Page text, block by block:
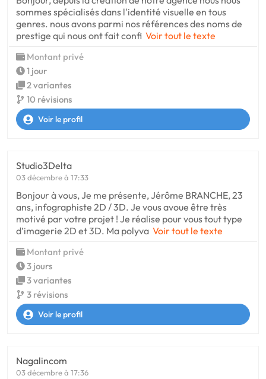
sommes spécialisés dans l'identité visuelle en tous
genres. nous avons parmi nos références des noms de
prestige qui nous ont fait confi Voir tout le texte
Montant privé
1 jour
2 variantes
10 révisions
Voir le profil
Studio3Delta
03 décembre à 17:33
Bonjour à vous, Je me présente, Jérôme BRANCHE, 23
ans, infographiste 2D / 3D. Je vous avoue être très
motivé par votre projet ! Je réalise pour vous tout type
d’imagerie 2D et 3D. Ma polyva Voir tout le texte
Montant privé
3 jours
3 variantes
3 révisions
Voir le profil
Nagalincom
03 décembre à 17:36